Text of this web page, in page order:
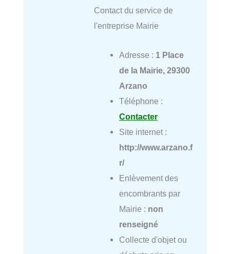
Contact du service de
l'entreprise Mairie
Adresse : 1 Place
de la Mairie, 29300
Arzano
Téléphone :
Contacter
Site internet :
http://www.arzano.f
r/
Enlèvement des
encombrants par
Mairie : non
renseigné
Collecte d'objet ou